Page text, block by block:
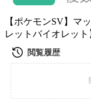
【ポケモンSV】マ
レットバイオレット